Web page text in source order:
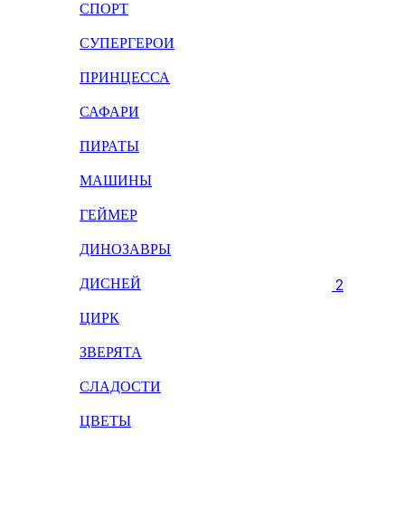
СПОРТ
СУПЕРГЕРОИ
ПРИНЦЕССА
САФАРИ
ПИРАТЫ
МАШИНЫ
ГЕЙМЕР
ДИНОЗАВРЫ
ДИСНЕЙ
ЦИРК
ЗВЕРЯТА
СЛАДОСТИ
ЦВЕТЫ
2